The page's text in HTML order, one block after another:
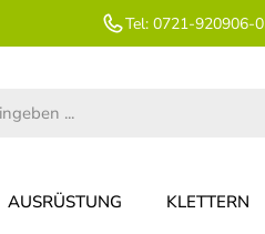
Tel: 0721-920906-0
AUSRÜSTUNG KLETTERN